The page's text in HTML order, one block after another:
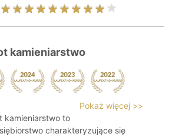
kamieniarstwo
Pokaż więcej >>
kamieniarstwo to
charakteryzujące się